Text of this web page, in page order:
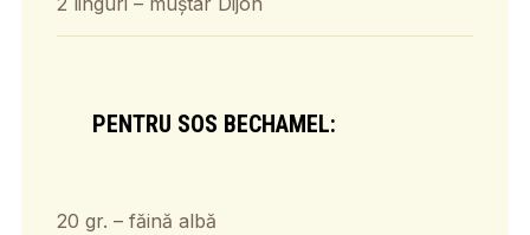
PENTRU SOS BECHAMEL:
20 gr. – făină albă